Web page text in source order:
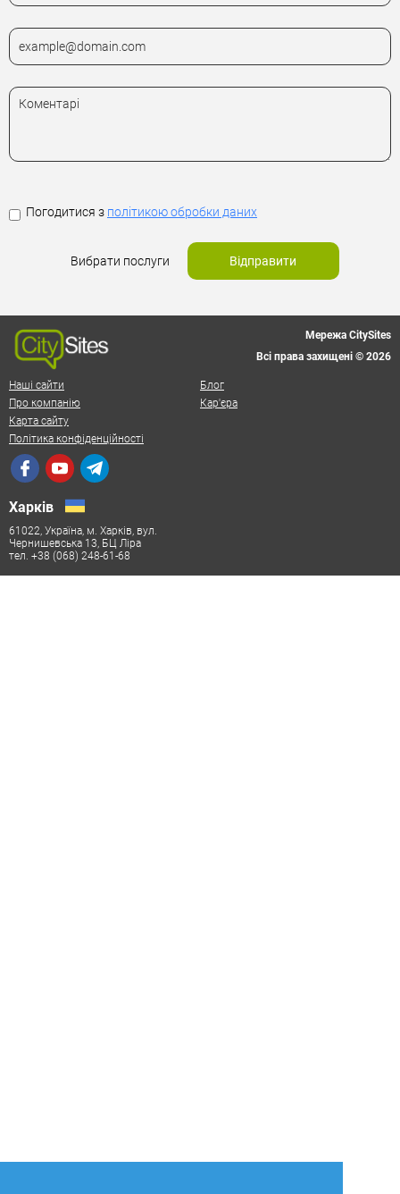
Погодитися з політикою обробки даних
Вибрати послуги Відправити
Мережа CitySites
Всі права захищені © 2026
Наші сайти
Блог
Про компанію
Кар'єра
Карта сайту
Політика конфіденційності
Харків
61022, Україна, м. Харків, вул.
Чернишевська 13, БЦ Ліра
тел. +38 (068) 248-61-68